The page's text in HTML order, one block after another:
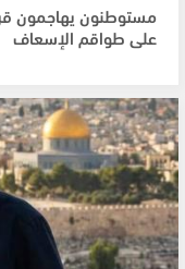
مستوطنون يهاجمون
على طواقم الإسعاف